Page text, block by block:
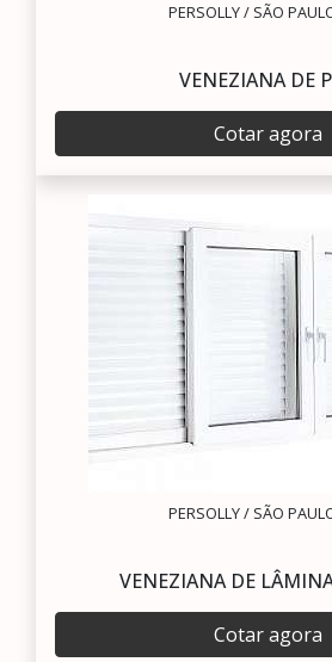
PERSOLLY / SÃO
VENEZIANA DE
Cotar agora
PERSOLLY / SÃO
VENEZIANA DE
Cotar agora